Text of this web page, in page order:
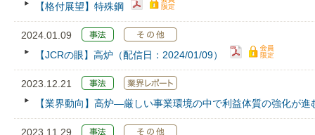
【格付展望】特殊鋼
2024.01.09
【JCRの眼】高炉（配信日：2024/01/09）
2023.12.21
【業界動向】高炉―厳しい事業環境の中で利益体質の強化が
2023.11.29